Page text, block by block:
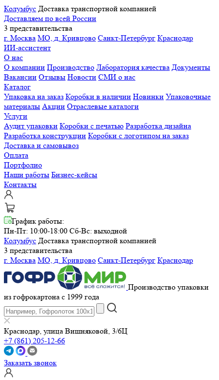
Колумбус Доставка транспортной компанией
Доставляем по всей России
3 представительства
г. Москва МО, д. Кривцово Санкт-Петербург Краснодар
ИИ-ассистент
О нас
О компании Производство Лаборатория качества Документы
Вакансии Отзывы Новости СМИ о нас
Каталог
Упаковка на заказ Коробки в наличии Новинки Упаковочные
материалы Акции Отраслевые каталоги
Услуги
Аудит упаковки Коробки с печатью Разработка дизайна
Разработка конструкции Коробки с логотипом на заказ
Доставка и самовывоз
Оплата
Портфолио
Наши работы Бизнес-кейсы
Контакты
График работы:
Пн-Пт: 10:00-18:00 Сб-Вс: выходной
Колумбус Доставка транспортной компанией
3 представительства
г. Москва МО, д. Кривцово Санкт-Петербург Краснодар
Производство упаковки
из гофрокартона с 1999 года
Краснодар, улица Вишняковой, 3/6Ц
+7 (861) 205-12-66
Заказать звонок